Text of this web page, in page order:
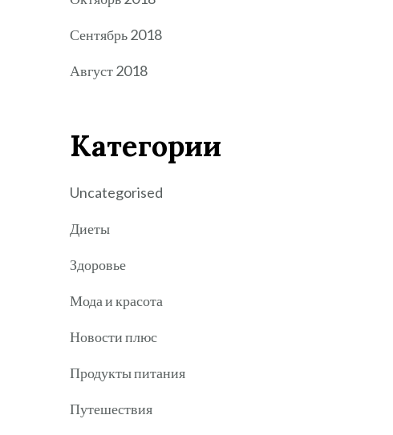
Сентябрь 2018
Август 2018
Категории
Uncategorised
Диеты
Здоровье
Мода и красота
Новости плюс
Продукты питания
Путешествия